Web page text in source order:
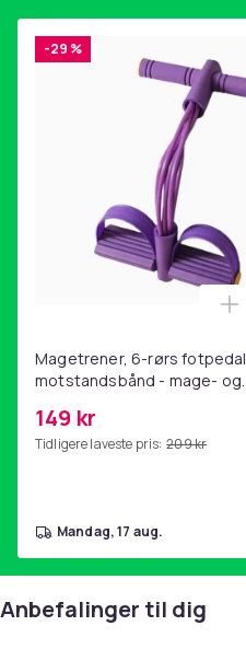
-29 %
Magetrener, 6-rørs fotpedal
motstandsbånd - mage- og
hjemmegymnastikk Purple
149 kr
Tidligere laveste pris: 209 kr
mandag, 17 aug.
Anbefalinger til dig